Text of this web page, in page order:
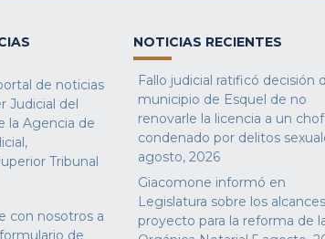
de noticias
Judicial del
la Agencia de
Tribunal
con nosotros a
formulario de
NOTICIAS RECIENTES
Fallo judicial ratificó decisión
municipio de Esquel de no
renovarle la licencia a un
condenado por delitos
agosto, 2026
Giacomone informó en
Legislatura sobre los
proyecto para la reforma de